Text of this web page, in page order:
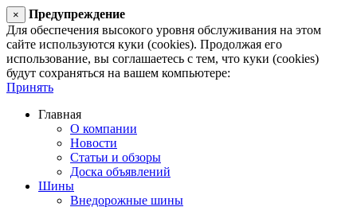
×
Предупреждение
Для обеспечения высокого уровня обслуживания на этом
сайте используются куки (cookies). Продолжая его
использование, вы соглашаетесь с тем, что куки (cookies)
будут сохраняться на вашем компьютере:
Принять
Главная
О компании
Новости
Статьи и обзоры
Доска объявлений
Шины
Внедорожные шины